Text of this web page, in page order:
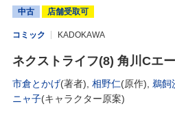
中古 店舗受取可
コミック KADOKAWA
ネクストライフ(8) 角川Cエ
市倉とかげ(著者), 相野仁(原作), 鵜飼
ニャ子(キャラクター原案)